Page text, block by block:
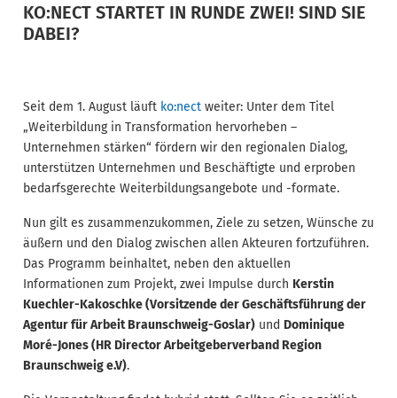
KO:NECT STARTET IN RUNDE ZWEI! SIND SIE
DABEI?
Seit dem 1. August läuft ko:nect weiter: Unter dem Titel
„Weiterbildung in Transformation hervorheben –
Unternehmen stärken“ fördern wir den regionalen Dialog,
unterstützen Unternehmen und Beschäftigte und erproben
bedarfsgerechte Weiterbildungsangebote und -formate.
Nun gilt es zusammenzukommen, Ziele zu setzen, Wünsche zu
äußern und den Dialog zwischen allen Akteuren fortzuführen.
Das Programm beinhaltet, neben den aktuellen
Informationen zum Projekt, zwei Impulse durch Kerstin
Kuechler-Kakoschke (Vorsitzende der Geschäftsführung der
Agentur für Arbeit Braunschweig-Goslar) und Dominique
Moré-Jones (HR Director Arbeitgeberverband Region
Braunschweig e.V).